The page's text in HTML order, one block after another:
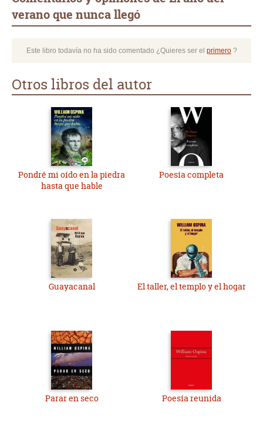
verano que nunca llegó
Este libro todavía no ha sido comentado ¿Quieres ser el primero?
Otros libros del autor
Pondré mi oído en la piedra
hasta que hable
Poesía completa
Guayacanal El taller, el templo y el hogar
Parar en seco Poesía reunida